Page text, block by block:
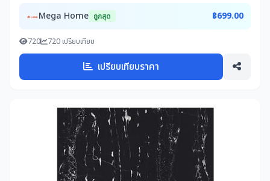
Mega Home ถูกสุด ฿699.00
720 720 เปรียบเทียบ
เปรียบเทียบราคา